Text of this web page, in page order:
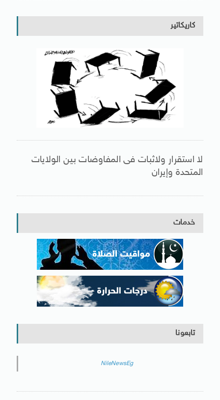
كاريكاتير
لا استقرار ولاثبات فى المفاوضات بين الولايات
المتحدة وإيران
خدمات
تابعونا
NileNewsEg